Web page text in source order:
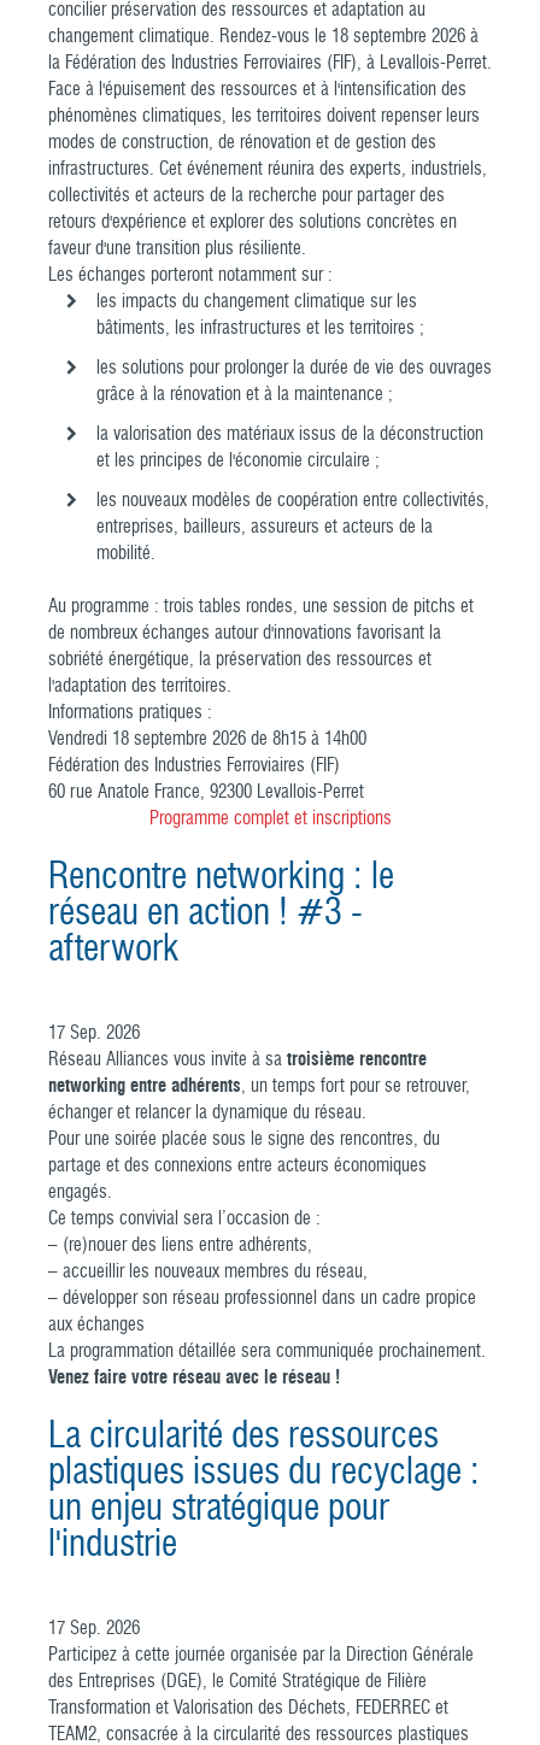
concilier préservation des ressources et adaptation au
changement climatique. Rendez-vous le 18 septembre 2026 à
la Fédération des Industries Ferroviaires (FIF), à Levallois-Perret.
Face à l'épuisement des ressources et à l'intensification des
phénomènes climatiques, les territoires doivent repenser leurs
modes de construction, de rénovation et de gestion des
infrastructures. Cet événement réunira des experts, industriels,
collectivités et acteurs de la recherche pour partager des
retours d'expérience et explorer des solutions concrètes en
faveur d'une transition plus résiliente.
Les échanges porteront notamment sur :
les impacts du changement climatique sur les
bâtiments, les infrastructures et les territoires ;
les solutions pour prolonger la durée de vie des ouvrages
grâce à la rénovation et à la maintenance ;
la valorisation des matériaux issus de la déconstruction
et les principes de l'économie circulaire ;
les nouveaux modèles de coopération entre collectivités,
entreprises, bailleurs, assureurs et acteurs de la
mobilité.
Au programme : trois tables rondes, une session de pitchs et
de nombreux échanges autour d'innovations favorisant la
sobriété énergétique, la préservation des ressources et
l'adaptation des territoires.
Informations pratiques :
Vendredi 18 septembre 2026 de 8h15 à 14h00
Fédération des Industries Ferroviaires (FIF)
60 rue Anatole France, 92300 Levallois-Perret
Programme complet et inscriptions
Rencontre networking : le
réseau en action ! #3 -
afterwork
17 Sep. 2026
Réseau Alliances vous invite à sa troisième rencontre
networking entre adhérents, un temps fort pour se retrouver,
échanger et relancer la dynamique du réseau.
Pour une soirée placée sous le signe des rencontres, du
partage et des connexions entre acteurs économiques
engagés.
Ce temps convivial sera l’occasion de :
– (re)nouer des liens entre adhérents,
– accueillir les nouveaux membres du réseau,
– développer son réseau professionnel dans un cadre propice
aux échanges
La programmation détaillée sera communiquée prochainement.
Venez faire votre réseau avec le réseau !
La circularité des ressources
plastiques issues du recyclage :
un enjeu stratégique pour
l'industrie
17 Sep. 2026
Participez à cette journée organisée par la Direction Générale
des Entreprises (DGE), le Comité Stratégique de Filière
Transformation et Valorisation des Déchets, FEDERREC et
TEAM2, consacrée à la circularité des ressources plastiques